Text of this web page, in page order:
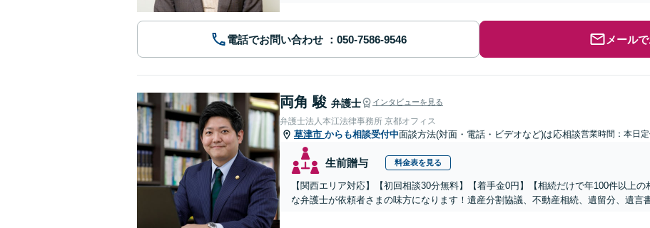
電話でお問い合わせ メール
両角 駿 弁護士 インタビューを見る
弁護士法人本江法律事務所 京都オフィス
草津市 からも相談受付中面談方法(対面・電話・ビデオなど)は応相談営業時間：本日定
生前贈与 料金表を見る
【関西エリア対応】【初回相談30分無料】【着手金0円】【相続だけで年100件以上
な弁護士が依頼者さまの味方になります！遺産分割協議、不動産相続、遺留分、遺言